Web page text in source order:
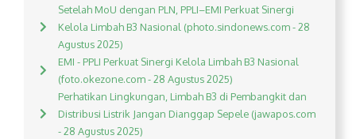
Setelah MoU dengan PLN, PPLI–EMI Perkuat Sinergi
Kelola Limbah B3 Nasional (photo.sindonews.com - 28
Agustus 2025)
EMI - PPLI Perkuat Sinergi Kelola Limbah B3 Nasional
(foto.okezone.com - 28 Agustus 2025)
Perhatikan Lingkungan, Limbah B3 di Pembangkit dan
Distribusi Listrik Jangan Dianggap Sepele (jawapos.com
- 28 Agustus 2025)